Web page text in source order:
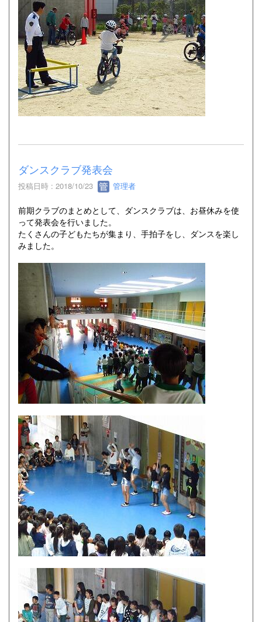
ダンスクラブ発表会
投稿日時 : 2018/10/23 管理者
前期クラブのまとめとして、ダンスクラブは、お昼休みを使
って発表会を行いました。
たくさんの子どもたちが集まり、手拍子をし、ダンスを楽し
みました。